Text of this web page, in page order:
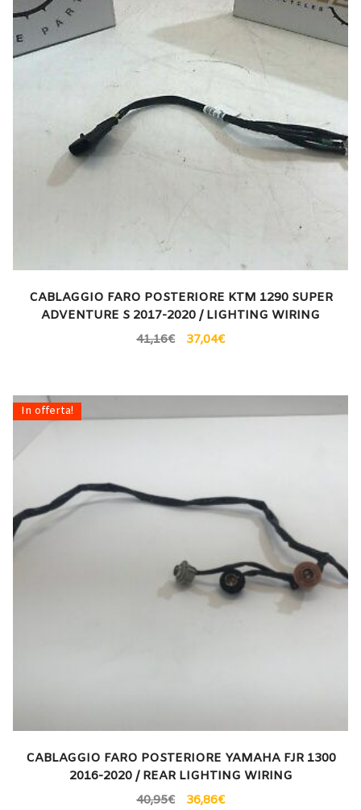
CABLAGGIO FARO POSTERIORE KTM 1290 SUPER
ADVENTURE S 2017-2020 / LIGHTING WIRING
41,16€ 37,04€
In offerta!
CABLAGGIO FARO POSTERIORE YAMAHA FJR 1300
2016-2020 / REAR LIGHTING WIRING
40,95€ 36,86€